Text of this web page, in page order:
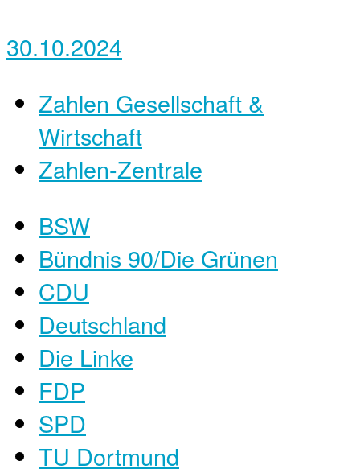
30.10.2024
Zahlen Gesellschaft &
Wirtschaft
Zahlen-Zentrale
BSW
Bündnis 90/Die Grünen
CDU
Deutschland
Die Linke
FDP
SPD
TU Dortmund